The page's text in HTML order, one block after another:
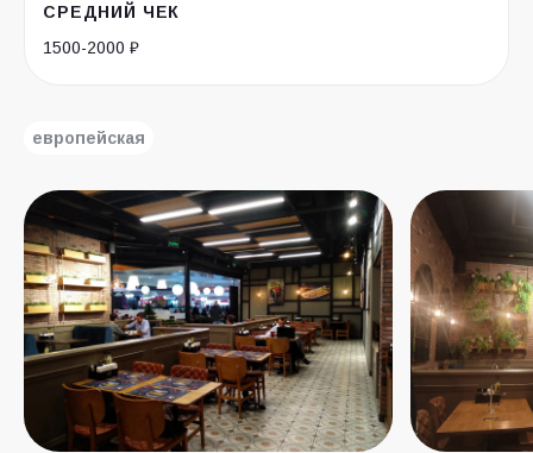
СРЕДНИЙ ЧЕК
1500-2000 ₽
европейская